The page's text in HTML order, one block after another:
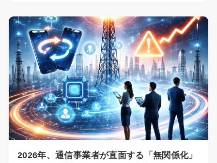
2026年、通信事業者が直面する「無関係化」